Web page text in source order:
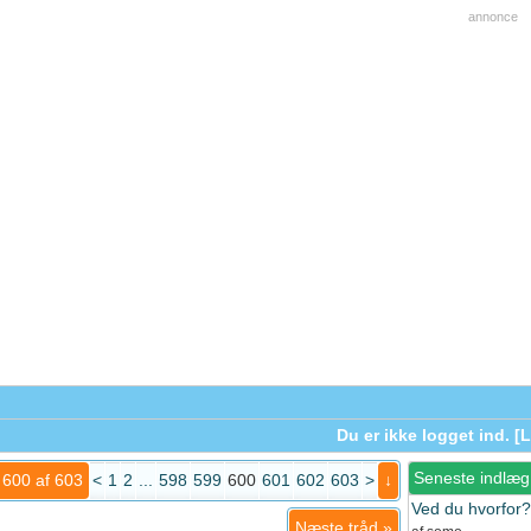
annonce
Du er ikke logget ind. [
af 603 < 1 2 598 599 600 601 602 603 > ↓
Seneste indlæg
Ved du hvorfor?